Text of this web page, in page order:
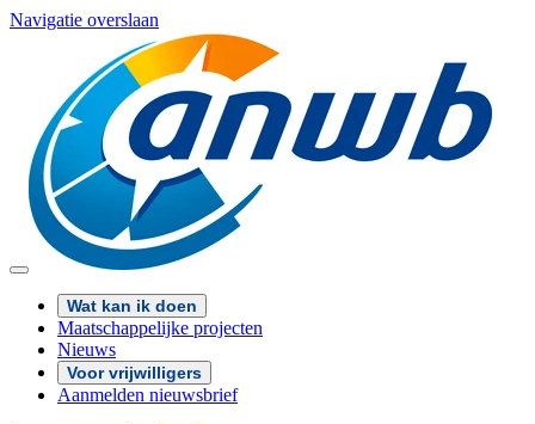
Navigatie overslaan
Wat kan ik doen
Maatschappelijke projecten
Nieuws
Voor vrijwilligers
Aanmelden nieuwsbrief